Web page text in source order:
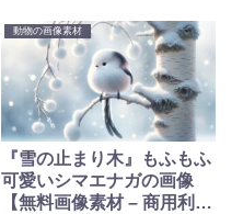
動物の画像素材
『雪の止まり木』もふもふ
可愛いシマエナガの画像
【無料画像素材 – 商用利用